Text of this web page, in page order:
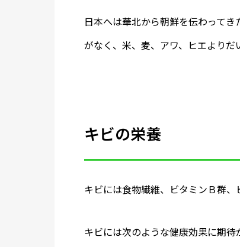
日本へは華北から朝鮮を伝わって
がなく、米、麦、アワ、ヒエよりだ
キビの栄養
キビには食物繊維、ビタミンＢ群、
キビには次のような健康効果に期待